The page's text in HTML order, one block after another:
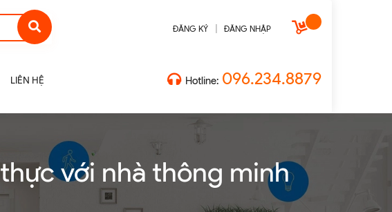
ĐĂNG KÝ ĐĂNG NHẬP
LIÊN HỆ Hotline: 096.234.8879
với nhà thông minh